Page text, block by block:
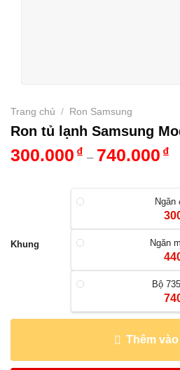
Trang chủ / Ron Samsung
Ron tủ lạnh Samsung
300.000 ₫ – 740.000 ₫
Khung
Ngăn
Ngăn
Bộ
Thêm